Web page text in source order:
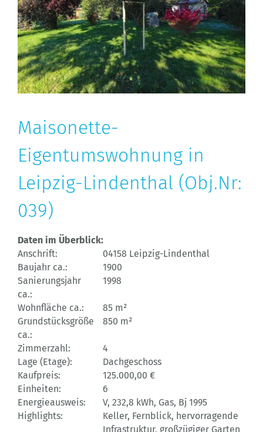
Maisonette-
Eigentumswohnung in
Leipzig-Lindenthal (Obj.Nr:
039)
Daten im Überblick:
Anschrift:
04158 Leipzig-Lindenthal
Baujahr ca.:
1900
Sanierungsjahr
ca.:
1998
Wohnfläche ca.:
85 m²
Grundstücksgröße
ca.:
850 m²
Zimmerzahl:
4
Lage (Etage):
Dachgeschoss
Kaufpreis:
125.000,00 €
Einheiten:
6
Energieausweis:
V, 232,8 kWh, Gas, Bj 1995
Highlights:
Keller, Fernblick, hervorragende